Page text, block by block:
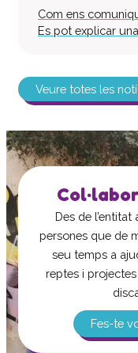
Com ens
Es pot explicar
Veure totes les
Des de
persones que de
seu temps a
reptes i
Fes-te